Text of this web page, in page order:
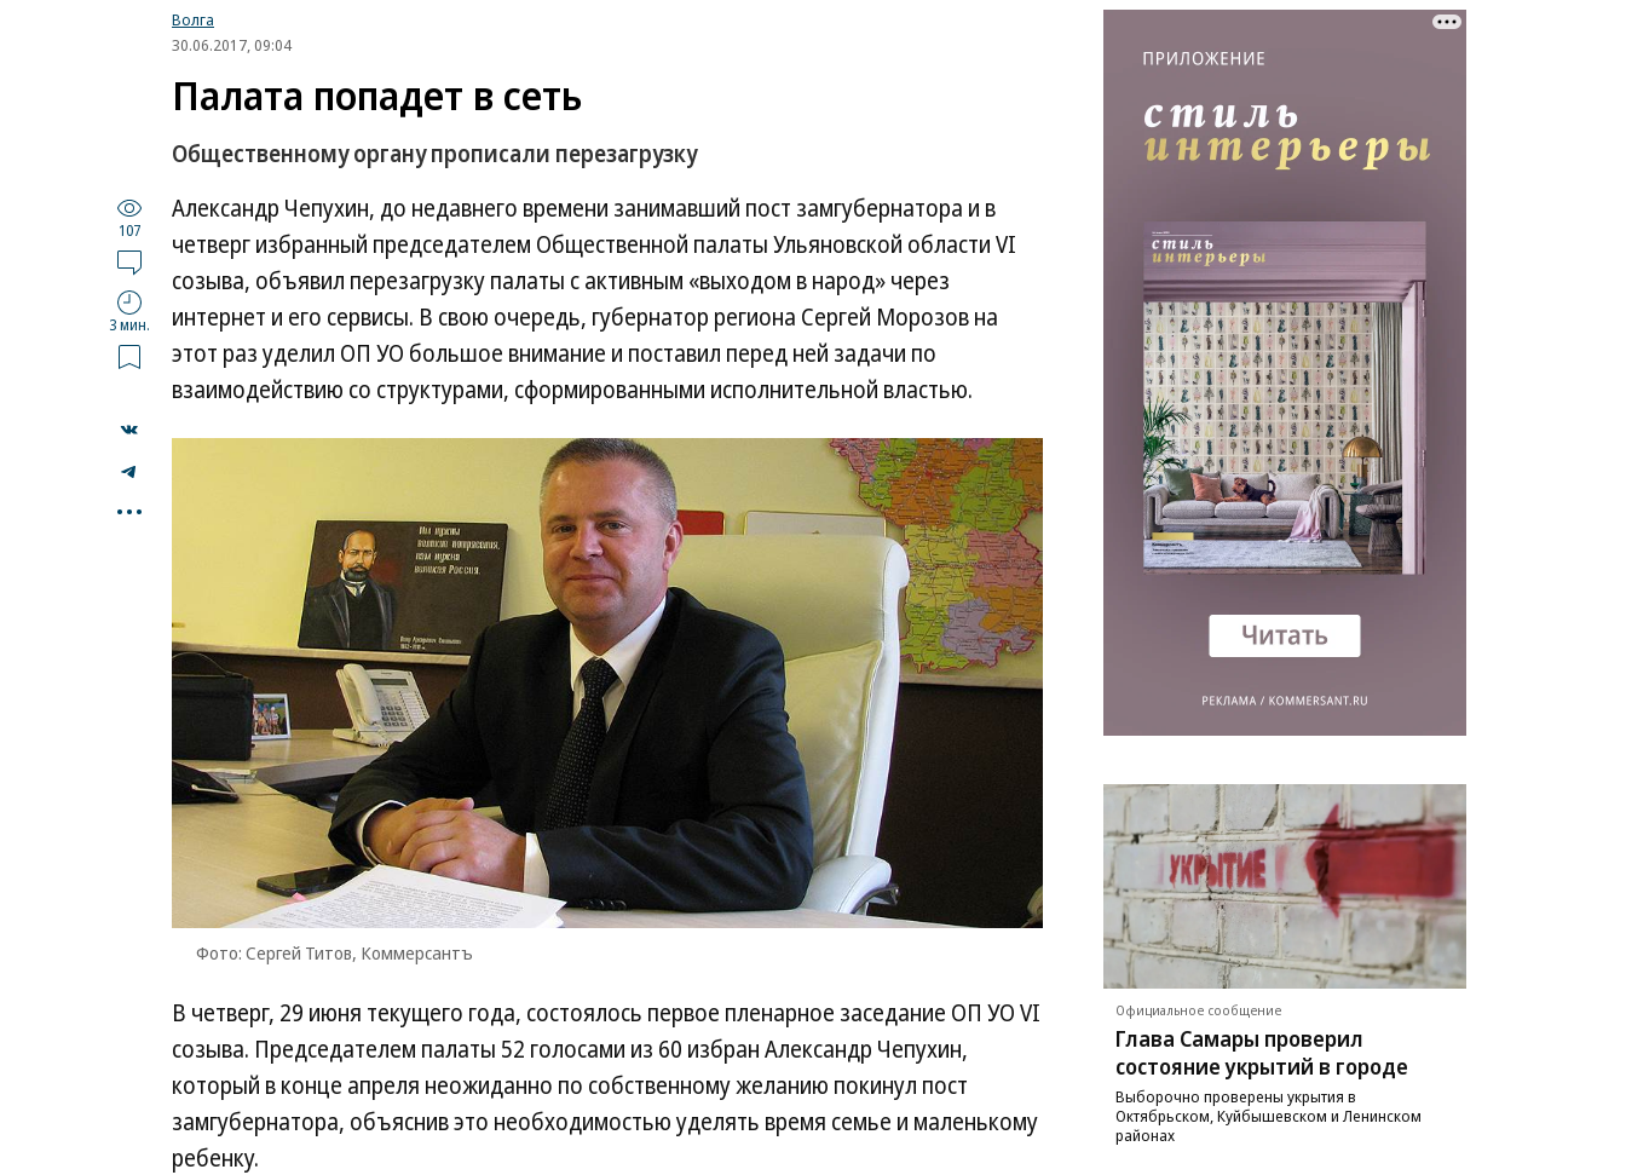
Волга
30.06.2017, 09:04
Палата попадет в сеть
Общественному органу прописали перезагрузку
107
3 мин.
...
Александр Чепухин, до недавнего времени занимавший пост замгубернатора и в
четверг избранный председателем Общественной палаты Ульяновской области VI
созыва, объявил перезагрузку палаты с активным «выходом в народ» через
интернет и его сервисы. В свою очередь, губернатор региона Сергей Морозов на
этот раз уделил ОП УО большое внимание и поставил перед ней задачи по
взаимодействию со структурами, сформированными исполнительной властью.
Фото: Сергей Титов, Коммерсантъ
В четверг, 29 июня текущего года, состоялось первое пленарное заседание ОП УО VI
созыва. Председателем палаты 52 голосами из 60 избран Александр Чепухин,
который в конце апреля неожиданно по собственному желанию покинул пост
замгубернатора, объяснив это необходимостью уделять время семье и маленькому
ребенку.
Официальное сообщение
Глава Самары проверил
состояние укрытий в городе
Выборочно проверены укрытия в
Октябрьском, Куйбышевском и Ленинском
районах